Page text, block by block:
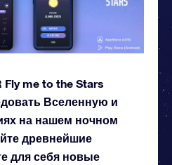
me to the Stars
Вселенную и
на нашем ночном
древнейшие
для себя новые